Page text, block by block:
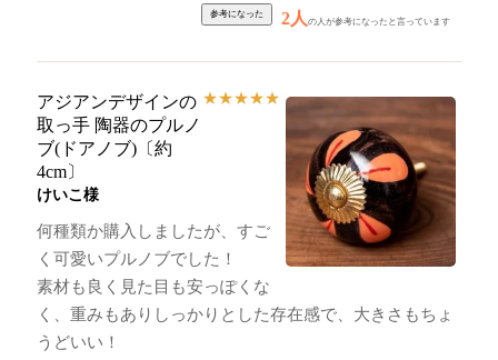
2人の人が参考になったと言っています
アジアンデザインの
取っ手 陶器のプルノ
ブ(ドアノブ)〔約
4cm〕
★★★★★
けいこ様
何種類か購入しましたが、すご
く可愛いプルノブでした！
素材も良く見た目も安っぽくな
く、重みもありしっかりとした存在感で、大きさもちょ
うどいい！